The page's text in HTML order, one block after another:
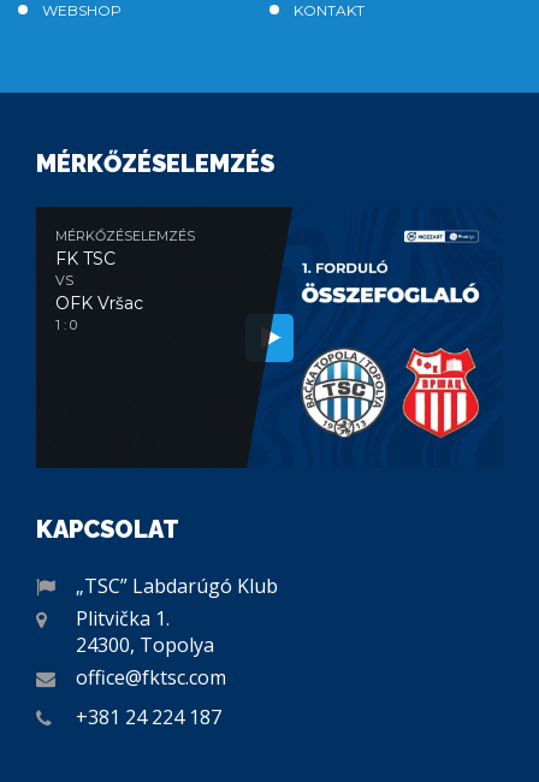
WEBSHOP
KONTAKT
MÉRKŐZÉSELEMZÉS
MÉRKŐZÉSELEMZÉS
FK TSC
VS
OFK Vršac
1 : 0
KAPCSOLAT
„TSC” Labdarúgó Klub
Plitvička 1.
24300, Topolya
office@fktsc.com
+381 24 224 187